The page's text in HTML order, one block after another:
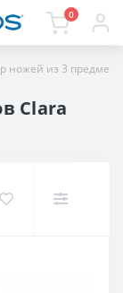
0
ножей из 3
Clara
Доставка и